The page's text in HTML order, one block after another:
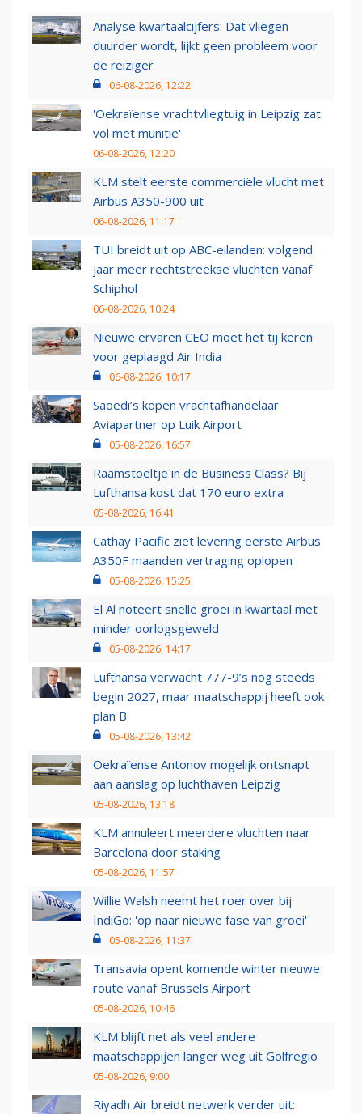
Analyse kwartaalcijfers: Dat vliegen
duurder wordt, lijkt geen probleem voor
de reiziger
06-08-2026, 12:22
'Oekraïense vrachtvliegtuig in Leipzig zat
vol met munitie'
06-08-2026, 12:20
KLM stelt eerste commerciële vlucht met
Airbus A350-900 uit
06-08-2026, 11:17
TUI breidt uit op ABC-eilanden: volgend
jaar meer rechtstreekse vluchten vanaf
Schiphol
06-08-2026, 10:24
Nieuwe ervaren CEO moet het tij keren
voor geplaagd Air India
06-08-2026, 10:17
Saoedi’s kopen vrachtafhandelaar
Aviapartner op Luik Airport
05-08-2026, 16:57
Raamstoeltje in de Business Class? Bij
Lufthansa kost dat 170 euro extra
05-08-2026, 16:41
Cathay Pacific ziet levering eerste Airbus
A350F maanden vertraging oplopen
05-08-2026, 15:25
El Al noteert snelle groei in kwartaal met
minder oorlogsgeweld
05-08-2026, 14:17
Lufthansa verwacht 777-9’s nog steeds
begin 2027, maar maatschappij heeft ook
plan B
05-08-2026, 13:42
Oekraïense Antonov mogelijk ontsnapt
aan aanslag op luchthaven Leipzig
05-08-2026, 13:18
KLM annuleert meerdere vluchten naar
Barcelona door staking
05-08-2026, 11:57
Willie Walsh neemt het roer over bij
IndiGo: 'op naar nieuwe fase van groei'
05-08-2026, 11:37
Transavia opent komende winter nieuwe
route vanaf Brussels Airport
05-08-2026, 10:46
KLM blijft net als veel andere
maatschappijen langer weg uit Golfregio
05-08-2026, 9:00
Riyadh Air breidt netwerk verder uit: